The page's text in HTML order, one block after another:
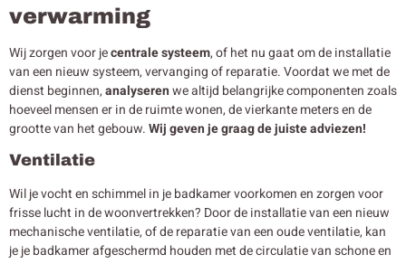
verwarming
Wij zorgen voor jecentrale systeem, of het nu gaat om de installatie
van een nieuw systeem, vervanging of reparatie. Voordat we met de
dienst beginnen,analyserenwe altijd belangrijke componenten zoals
hoeveel mensen er in de ruimte wonen, de vierkante meters en de
grootte van het gebouw.Wij geven je graag de juiste adviezen!
Ventilatie
Wil je vocht en schimmel in je badkamer voorkomen en zorgen voor
frisse lucht in de woonvertrekken? Door de installatie van een nieuw
mechanische ventilatie, of de reparatie van een oude ventilatie, kan
je je badkamer afgeschermd houden met de circulatie van schone en